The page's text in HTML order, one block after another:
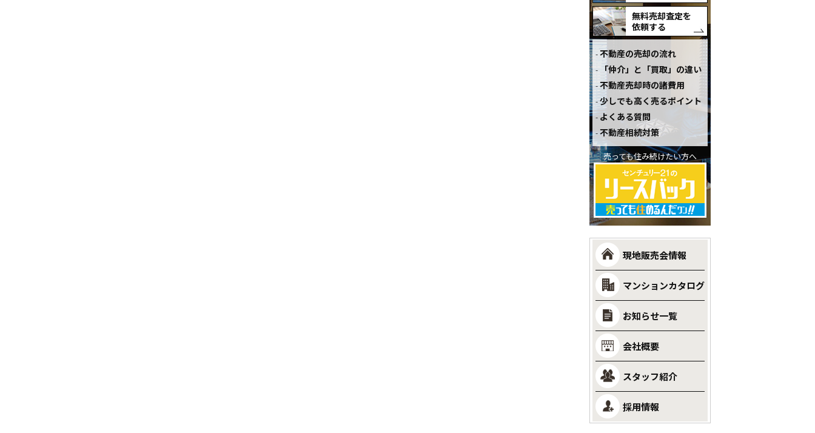
無料売却査定を
依頼する
不動産の売却の流れ
「仲介」と「買取」の違い
不動産売却時の諸費用
少しでも高く売るポイント
よくある質問
不動産相続対策
売っても住み続けたい方へ
現地販売会情報
マンションカタログ
お知らせ一覧
会社概要
スタッフ紹介
採用情報